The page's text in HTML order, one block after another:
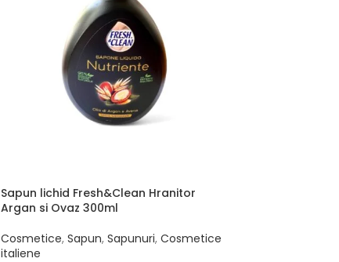
Sapun lichid Fresh&Clean Hranitor
Argan si Ovaz 300ml
Cosmetice, Sapun, Sapunuri, Cosmetice
italiene